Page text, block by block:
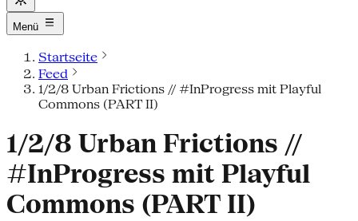
Menü
Startseite
Feed
1/2/8 Urban Frictions // #InProgress mit Playful
Commons (PART II)
1/2/8 Urban Frictions //
#InProgress mit Playful
Commons (PART II)